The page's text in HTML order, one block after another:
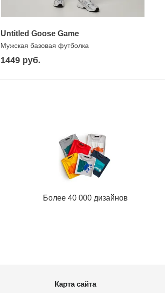
Untitled Goose Game
Мужская базовая футболка
1449 руб.
Более 40 000 дизайнов
Карта сайта